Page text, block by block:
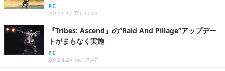
PC
2012.5.17 Thu 17:03
『Tribes: Ascend』の“Raid And Pillage”アップデー
トがまもなく実施
PC
2012.4.24 Tue 17:47